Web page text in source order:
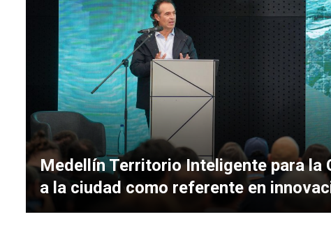
Medellín Territorio Inteligente para la
a la ciudad como referente en